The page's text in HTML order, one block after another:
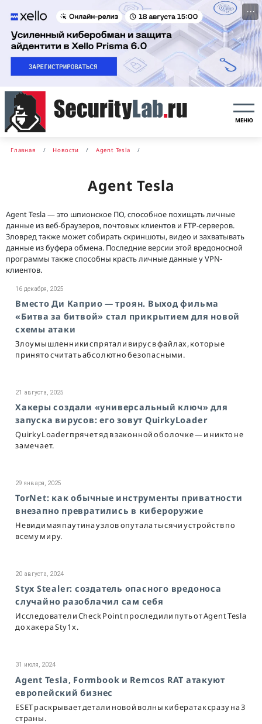
···
МЕНЮ
Главная Новости Agent Tesla
Agent Tesla
Agent Tesla — это шпионское ПО, способное похищать личные
данные из веб-браузеров, почтовых клиентов и FTP-серверов.
Зловред также может собирать скриншоты, видео и захватывать
данные из буфера обмена. Последние версии этой вредоносной
программы также способны красть личные данные у VPN-
клиентов.
16 декабря, 2025
Вместо Ди Каприо — троян. Выход фильма
«Битва за битвой» стал прикрытием для новой
схемы атаки
Злоумышленники спрятали вирус в файлах, которые
принято считать абсолютно безопасными.
21 августа, 2025
Хакеры создали «универсальный ключ» для
запуска вирусов: его зовут QuirkyLoader
QuirkyLoader прячет яд в законной оболочке — и никто не
замечает.
29 января, 2025
TorNet: как обычные инструменты приватности
внезапно превратились в кибероружие
Невидимая паутина узлов опутала тысячи устройств по
всему миру.
20 августа, 2024
Styx Stealer: создатель опасного вредоноса
случайно разоблачил сам себя
Исследователи Check Point проследили путь от Agent Tesla
до хакера Sty1x.
31 июля, 2024
Agent Tesla, Formbook и Remcos RAT атакуют
европейский бизнес
ESET раскрывает детали новой волны кибератак сразу на 3
страны.